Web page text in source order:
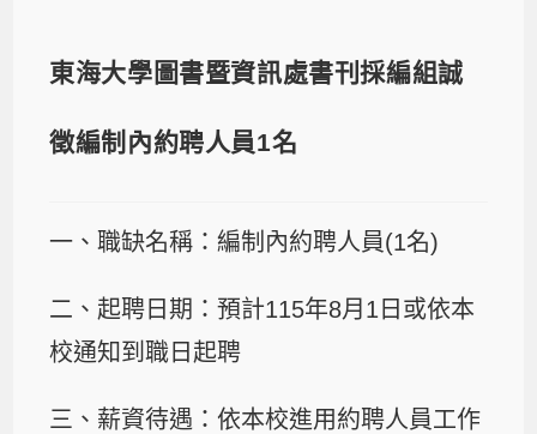
東海大學圖書暨資訊處書刊採編組誠
徵編制內約聘人員1名
一、職缺名稱：編制內約聘人員(1名)
二、起聘日期：預計115年8月1日或依本
校通知到職日起聘
三、薪資待遇：依本校進用約聘人員工作